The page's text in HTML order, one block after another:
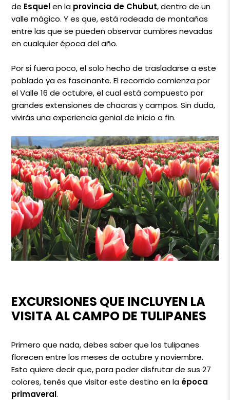
de Esquelen la provincia de Chubut, dentro de un
valle mágico. Y es que, está rodeada de montañas
entre las que se pueden observar cumbres nevadas
en cualquier época del año.
Por si fuera poco, el solo hecho de trasladarse a este
poblado ya es fascinante. El recorrido comienza por
el Valle 16 de octubre, el cual está compuesto por
grandes extensiones de chacras y campos. Sin duda,
vivirás una experiencia genial de inicio a fin.
EXCURSIONES QUE INCLUYEN LA
VISITA AL CAMPO DE TULIPANES
Primero que nada, debes saber que los tulipanes
florecen entre los meses de octubre y noviembre.
Esto quiere decir que, para poder disfrutar de sus 27
colores, tenés que visitar este destino en la época
primaveral.